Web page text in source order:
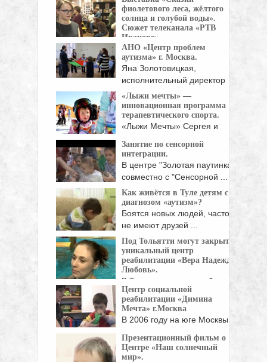
...
фиолетового леса, жёлтого
солнца и голубой воды».
Сюжет телеканала «РТВ
Иваново».
15 апреля в Иваново
открылась выставка "Сказки ...
АНО «Центр проблем
аутизма» г. Москва.
Яна Золотовицкая,
исполнительный директор
АНО "Центр проблем ...«Лыжи мечты» —
инновационная программа
терапевтического спорта.
«Лыжи Мечты» Сергея и
...
Занятие по сенсорной
интеграции.
В центре "Золотая паутинка"
совместно с "Сенсорной ...
Как живётся в Туле детям с
диагнозом «аутизм»?
Боятся новых людей, часто
не имеют друзей ...
Под Тольятти могут закрыть
уникальный центр
реабилитации «Вера Надежда
Любовь».
В Тольятти под угрозой
закрытия оказался
уникальный ...
Центр социальной
реабилитации «Димина
Мечта» г.Москва
В 2006 году на юге Москвы
Презентационный фильм о
Центре «Наш солнечный
мир».